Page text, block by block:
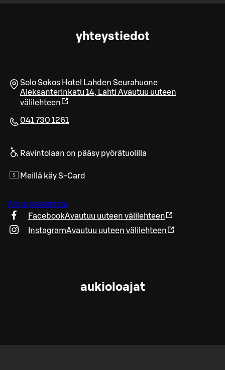
yhteystiedot
Solo Sokos Hotel Lahden Seurahuone
Aleksanterinkatu 14, Lahti Avautuu uuteen
välilehteen
041 730 1261
Ravintolaan on pääsy pyörätuolilla
Meillä käy S-Card
Anna palautetta
FacebookAvautuu uuteen välilehteen
InstagramAvautuu uuteen välilehteen
aukioloajat